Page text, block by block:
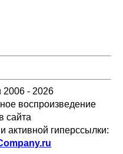
2006 - 2026
воспроизведение
сайта
активной гиперссылки: